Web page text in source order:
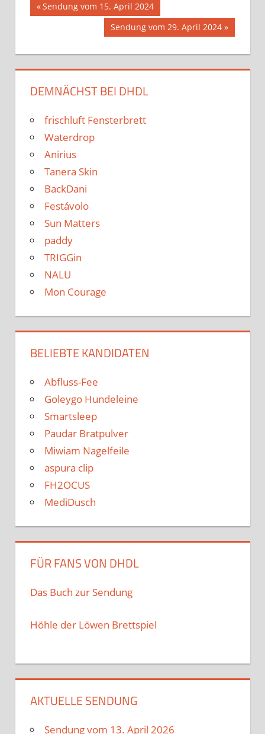
Beitrags-
Navigation
Vorheriger
Beitrag:
Sendung vom 15. April 2024
Nächster
Sendung vom 29. April 2024
DEMNÄCHST BEI DHDL
frischluft Fensterbrett
Waterdrop
Anirius
Tanera Skin
BackDani
Festávolo
Sun Matters
paddy
TRIGGin
NALU
Mon Courage
BELIEBTE KANDIDATEN
Abfluss-Fee
Goleygo Hundeleine
Smartsleep
Paudar Bratpulver
Miwiam Nagelfeile
aspura clip
FH2OCUS
MediDusch
FÜR FANS VON DHDL
Das Buch zur Sendung
Höhle der Löwen Brettspiel
AKTUELLE SENDUNG
Sendung vom 13. April 2026